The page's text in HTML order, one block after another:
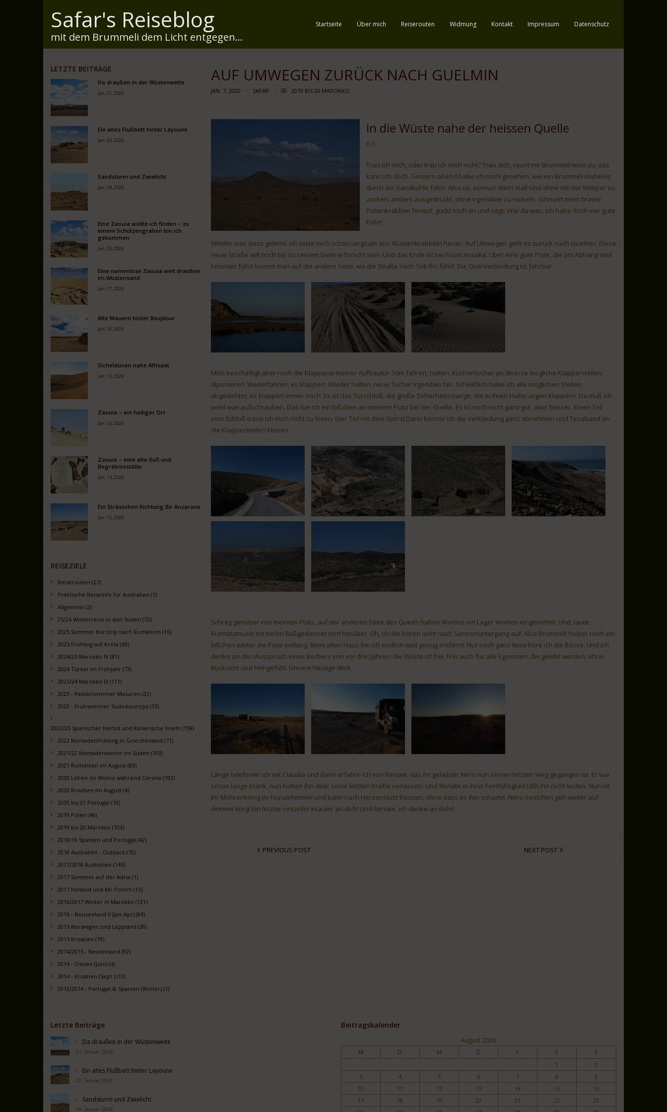
Safar's Reiseblog
mit dem Brummeli dem Licht entgegen...
Startseite Über mich Reiserouten Widmung Kontakt Impressum Datenschutz
AUF UMWEGEN ZURÜCK NACH GUELMIN
JAN. 7, 2020 SAFAR 2019 BIS 20 MAROKKO
in die Wüste nahe der heissen Quelle
6.1.
Trau ich mich, oder trau ich mich nicht? Trau dich, raunt mir Brummeli leise zu, das
kann ich doch. Gestern abend habe ich noch gesehen, wie ein Brummeli mühelos
durch die Sandkuhle fährt. Also ok, schnurr dann mal! Und ohne mit der Wimper zu
zucken, anders ausgedrückt, ohne irgendwie zu ruckeln, schnurrt mein braver
Pistenkrabbler hinauf, guckt mich an und sagt: War da was, ich habe doch vier gute
Füße!
Wieder was dazu gelernt. Ich taste mich schon langsam ans Wüstenkrabbeln heran. Auf Umwegen geht es zurück nach Guelmin. Diese
neue Straße will noch bis zu seinem Ende erforscht sein. Und das Ende ist bei Foum Assaka. Über eine gute Piste, die am Abhang steil
hinunter führt kommt man auf die andere Seite, wo die Straße nach Sidi Ifni führt. Die Querverbindung ist fahrbar.
Mich beschäftigt aber noch die Klapperei meiner Aufbautür. 50m fahren, halten, Küchentücher an diverse mögliche Klapperstellen
diponieren. Weiterfahren, es klappert. Wieder halten, neue Tücher irgendwo hin. Schließlich habe ich alle möglichen Stellen
abgedichtet, es klappert immer noch. Es ist das Türschloß, die große Sicherheitsstange, die in ihren Halterungen klappern. Da muß ich
wohl was aufschrauben. Das tue ich ein bißchen an meinem Platz bei der Quelle. Es ist noch nicht ganz gut, aber besser. Einen Teil
vom Schloß traue ich mich nicht zu lösen. (der Teil mit dem Splint).Dann könnte ich die Verkleidung ganz abnehmen und Tesaband an
die Klapperstellen kleben.
Schräg genüber von meinem Platz, auf der anderen Seite des Queds haben Womos ein Lager Womos eingerichtet. Und, laute
Rumtatamusik mit tiefen Baßgedonner tönt herüber. Oh, oh die hören nicht nach Sonnenuntergang auf. Also Brummeli holper noch ein
bißchen weiter die Piste entlang. Beim alten Haus bin ich endlich weit genug entfernt. Nur noch ganz leise höre ich die Bässe. Und ich
denke an den Ausspruch eines Berbers von vor drei Jahren: die Wüste ist frei. Frei auch für alle Egoismen, die gelebt werden, ohne
Rücksicht und Feingefühl. Unsere heutige Welt.
Lange telefonier ich mit Claudia und dann erfahre ich von Renate, das ihr geliebter Nero nun seinen letzten Weg gegangen ist. Er war
schon lange krank, nun hatten ihn aber seine letzten Kräfte verlassen. Und Renate in ihrer Feinfühligkeit läßt ihn nicht leiden. Nun ist
ihr Mohrenkönig im Hundehimmel und kann nach Herzenslust fressen, ohne dass es ihm schadet. Nero-Seelchen geh weiter auf
deinem Weg! Ein letzter virtueller Krauler an dich! Und Renate, ich denke an dich!!
PREVIOUS POST NEXT POST
LETZTE BEITRÄGE
Da draußen in der Wüstenweite
Jan. 21, 2026
Ein altes Flußbett hinter Layoune
Jan. 20, 2026
Sandsturm und Zwielicht
Jan. 19, 2026
Eine Zaouia wollte ich finden – zu
einem Schützengraben bin ich
gekommen
Jan. 18, 2026
Eine namenlose Zaouia weit draußen
im Wüstensand
Jan. 17, 2026
Alte Mauern hinter Boujdour
Jan. 16, 2026
Sicheldünen nahe Aftisaat
Jan. 15, 2026
Zaouia – ein heiliger Ort
Jan. 14, 2026
Zaouia – eine alte Sufi und
Begräbnisstätte
Jan. 13, 2026
Ein Strässchen Richtung Bir Anzarane
Jan. 12, 2026
REISEZIELE
Reiserouten (27)
Praktische Reiseinfo für Australien (1)
Allgemein (2)
25/26 Winterreise in den Süden (72)
2025 Sommer Kurztrip nach Rumänien (16)
2025 Frühling auf Kreta (69)
2024/25 Marokko IV (81)
2024 Türkei im Frühjahr (73)
2023/24 Marokko III (111)
2023 - Paddelsommer Masuren (22)
2023 - Frühsommer Südosteuropa (55)
2022/23 Spanischer Herbst und Kanarische Inseln (159)
2022 Nomadenfrühling in Griechenland (71)
2021/22 Nomadenwinter im Süden (103)
2021 Rumänien im August (83)
2020 Leben im Womo während Corona (192)
2020 Kroatien im August (4)
2020 bis 21 Portugal (10)
2019 Polen (49)
2019 bis 20 Marokko (103)
2018/19 Spanien und Portugal (42)
2018 Australien - Outback (70)
2017/2018 Australien (145)
2017 Sommer auf der Adria (1)
2017 Holland und Mc Pomm (13)
2016/2017 Winter in Marokko (121)
2016 - Neuseeland II (Jan-Apr) (84)
2015 Norwegen und Lappland (38)
2015 Kroatien (19)
2014/2015 - Neuseeland (92)
2014 - Ostsee (Juni) (4)
2014 - Kroatien (Sept.) (13)
2013/2014 - Portugal & Spanien (Winter) (1)
Letzte Beiträge
Da draußen in der Wüstenweite
21. Januar 2026
Ein altes Flußbett hinter Layoune
20. Januar 2026
Sandsturm und Zwielicht
19. Januar 2026
Beitragskalender
August 2026
M D M D F S S
1
2
3
4 5 6 7 8
9
10
11 12 13 14 15
16
17
18 19 20 21 22
23